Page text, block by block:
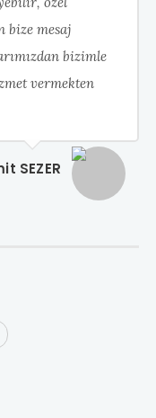
mesaj
bizimle
vermekten
SEZER